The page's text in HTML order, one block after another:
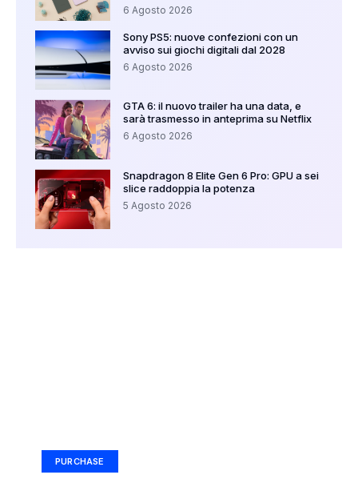
6 Agosto 2026
Sony PS5: nuove confezioni con un
avviso sui giochi digitali dal 2028
6 Agosto 2026
GTA 6: il nuovo trailer ha una data, e
sarà trasmesso in anteprima su Netflix
6 Agosto 2026
Snapdragon 8 Elite Gen 6 Pro: GPU a sei
slice raddoppia la potenza
5 Agosto 2026
PURCHASE